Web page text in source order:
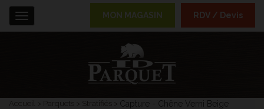
Accueil Parquets Stratifiés Capture - Chêne Verni Beige
Menu MON MAGASIN RDV / Devis